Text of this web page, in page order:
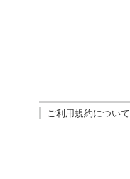
ご利用規約について